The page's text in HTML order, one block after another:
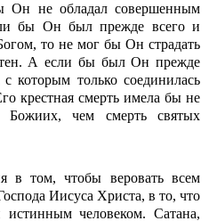
Он не обладал совершенным
бы Он был прежде всего и
то не мог бы Он страдать
А если бы был Он прежде
которым только соединилась
крестная смерть имела бы не
Божиих, чем смерть святых
в том, чтобы веровать всем
Иисуса Христа, в то, что
человеком. Сатана,